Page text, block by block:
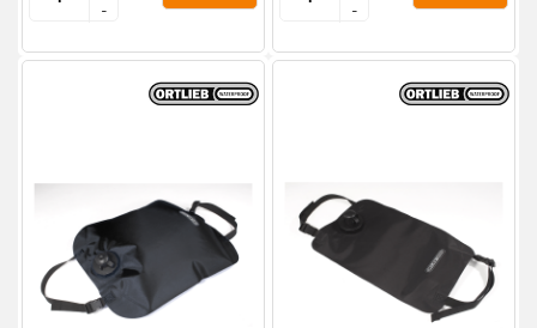
--
--